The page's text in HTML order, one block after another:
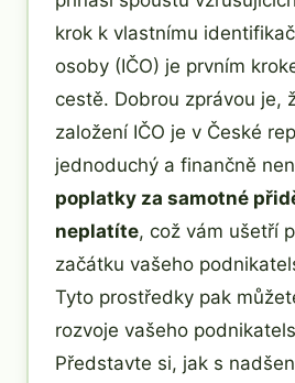
krok k vlastnímu
osoby (IČO) je prvním
cestě. Dobrou zprávou je,
založení IČO je v České
jednoduchý a finančně
poplatky za samotné
neplatíte, což vám ušetří
začátku vašeho
Tyto prostředky pak
rozvoje vašeho
Představte si, jak s